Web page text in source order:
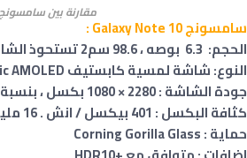
مقارنة بين سامسونج جالاكسي نوت
سامسونج Galaxy Note 10 :
الحجم: 6.3 بوصه ، 98.6 سم2 تستحوذ الشاشة على 90.0% من الواجهة الأمامية
النوع: شاشة لمسية كابستيف Dynamic AMOLED
جودة الشاشة : 2280 × 1080 بكسل ، بنسبة 19:9
كثافة البكسل : 401 بيكسل / انش . 16 مليون لون .
حماية : Corning Gorilla Glass